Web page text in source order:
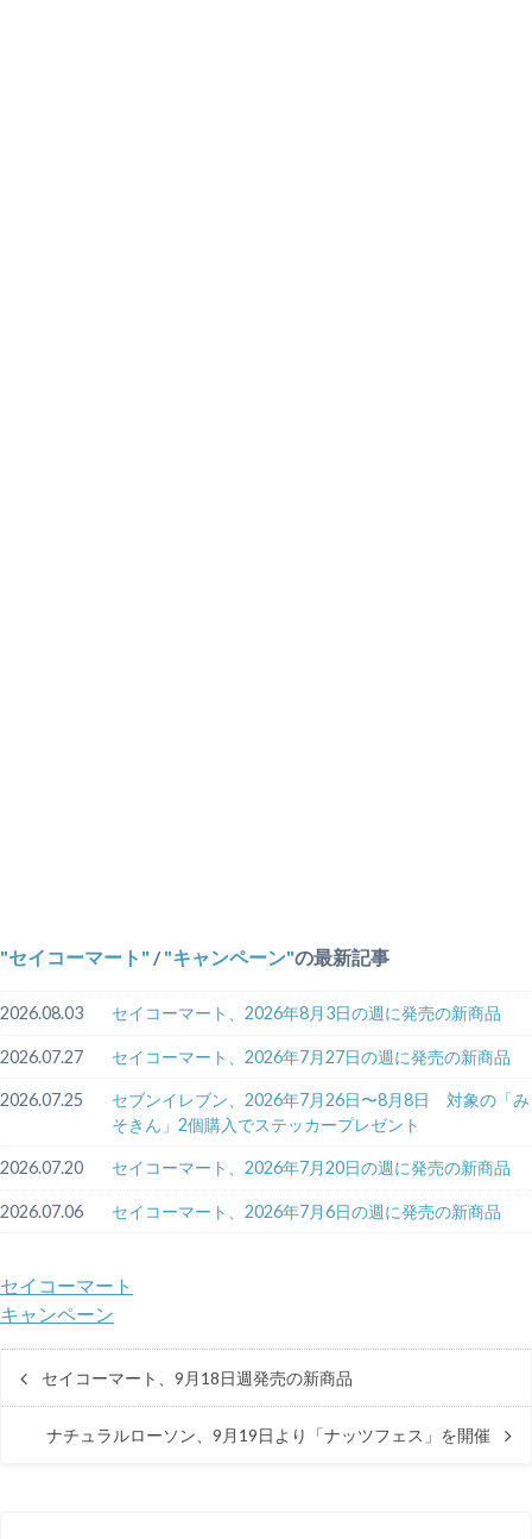
セイコーマート / キャンペーン の最新記事
2026.08.03 セイコーマート、2026年8月3日の週に発売の新商品
2026.07.27 セイコーマート、2026年7月27日の週に発売の新商品
2026.07.25
セブンイレブン、2026年7月26日〜8月8日 対象の「み
そきん」2個購入でステッカープレゼント
2026.07.20 セイコーマート、2026年7月20日の週に発売の新商品
2026.07.06 セイコーマート、2026年7月6日の週に発売の新商品
セイコーマート
キャンペーン
セイコーマート、9月18日週発売の新商品
ナチュラルローソン、9月19日より「ナッツフェス」を開催